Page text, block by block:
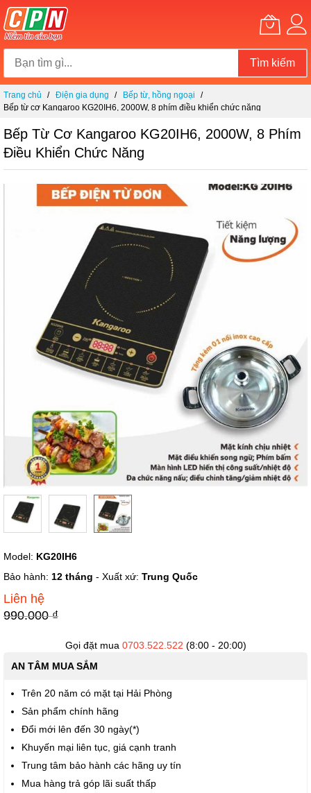
Tìm kiếm
Chuyển
đến
dung
Trang chủ Điện gia dụng
Bếp từ, hồng ngoại
Bếp từ cơ Kangaroo KG20IH6, 2000W, 8 phím điều khiển chức năng
Bếp Từ Cơ Kangaroo KG20IH6, 2000W, 8 Phím
Điều Khiển Chức Năng
đến
phần
của
thư
Model: KG20IH6
Bảo hành: 12 tháng - Xuất xứ: Trung Quốc
Liên hệ
990.000 ₫
Gọi đặt mua 0703.522.522 (8:00 - 20:00)
AN TÂM MUA SẮM
Trên 20 năm có mặt tại Hải Phòng
Sản phẩm chính hãng
Đổi mới lên đến 30 ngày(*)
Khuyến mại liên tục, giá cạnh tranh
Trung tâm bảo hành các hãng uy tín
Mua hàng trả góp lãi suất thấp